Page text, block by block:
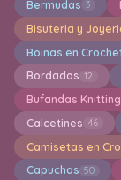
Bermudas 3
Bisuteria y
Boinas en
Bordados 12
Bufandas Knitting
Calcetines 46
Camisetas en
Capuchas 50